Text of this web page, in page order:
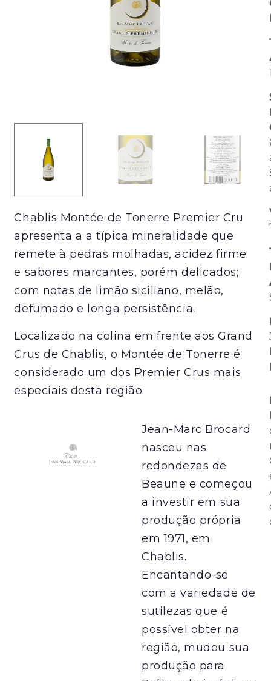
Chablis Montée de Tonerre Premier Cru
apresenta a a típica mineralidade que
remete à pedras molhadas, acidez firme
e sabores marcantes, porém delicados;
com notas de limão siciliano, melão,
defumado e longa persistência.
Localizado na colina em frente aos Grand
Crus de Chablis, o Montée de Tonerre é
considerado um dos Premier Crus mais
especiais desta região.
Jean-Marc Brocard
nasceu nas
redondezas de
Beaune e começou
a investir em sua
produção própria
em 1971, em
Chablis.
Encantando-se
com a variedade de
sutilezas que é
possível obter na
região, mudou sua
produção para